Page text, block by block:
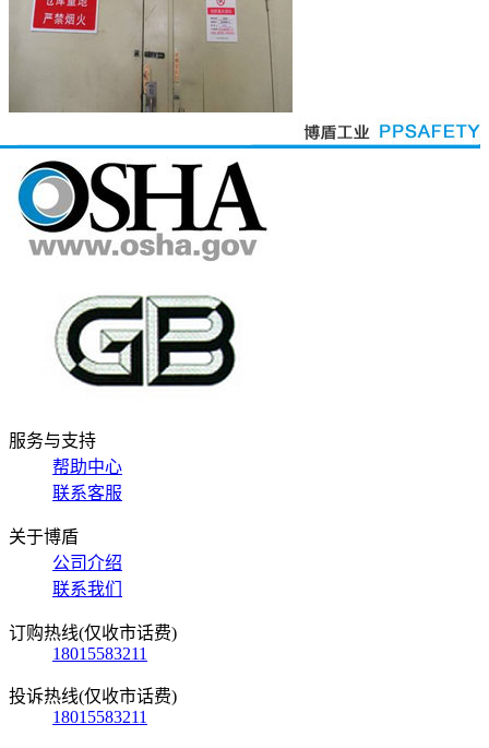
服务与支持
帮助中心
联系客服
关于博盾
公司介绍
联系我们
订购热线(仅收市话费)
18015583211
投诉热线(仅收市话费)
18015583211